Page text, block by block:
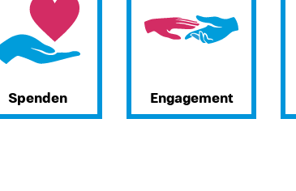
Spenden Engagement